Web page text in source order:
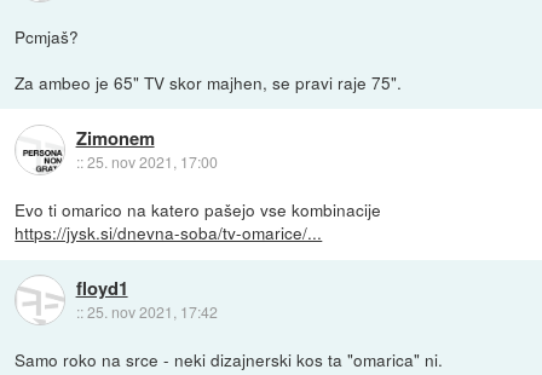
Pcmjaš?
Za ambeo je 65" TV skor majhen, se pravi raje 75".
Zimonem
::25. nov 2021, 17:00
Evo ti omarico na katero pašejo vse kombinacije
https://jysk.si/dnevna-soba/tv-omarice/...
floyd1
::25. nov 2021, 17:42
Samo roko na srce - neki dizajnerski kos ta "omarica" ni.